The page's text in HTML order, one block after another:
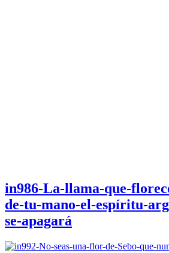
in986-La-llama-que-
de-tu-mano-el-espíritu-
se-apagará